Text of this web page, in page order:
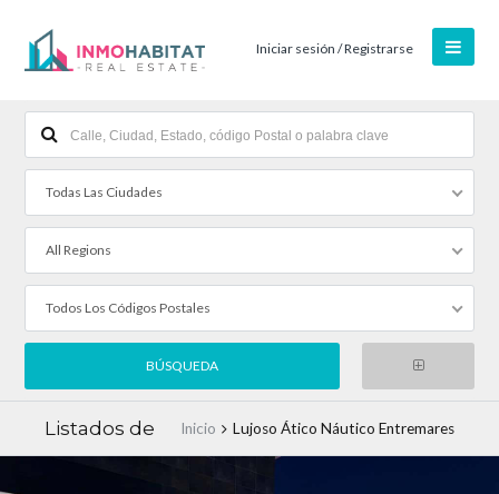
Iniciar sesión / Registrarse
Todas Las Ciudades
All Regions
Todos Los Códigos Postales
Listados de Inicio Lujoso Ático Náutico Entremares